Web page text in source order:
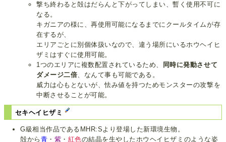
撃ち終わると殻はだらんと下がってしまい、暫く使用不可に
なる。
キガニアの様に、再使用可能になるまでにクールタイムが存
在するが、
エリアごとに別個体扱いなので、違う場所にいるホウヘイヒ
ザミはすぐに使用可能。
1つのエリアに複数配置されているため、
同時に発動させて
ダメージ二倍、なんて事も可能である。
威力は心もとないが、怯み値を持つためモンスターの攻撃を
中断させることが可能。
セキヘイヒザミ
G級相当作品であるMHR:Sより登場した新環境生物。
殻から 青 ・ 紫 ・ 紅色の結晶を生やしたホウヘイヒザミのような姿